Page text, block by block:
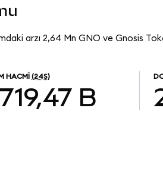
arzı 2,64 Mn GNO ve Gnosis
HACMI (24S)
B